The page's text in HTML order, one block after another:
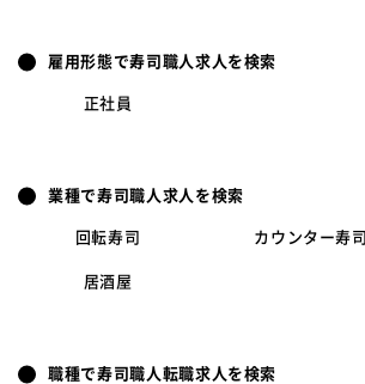
雇用形態で寿司職人求人を検索
正社員
業種で寿司職人求人を検索
回転寿司 カウンター寿司
居酒屋
職種で寿司職人転職求人を検索